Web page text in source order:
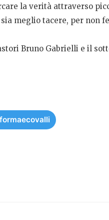
la verità attraverso
meglio tacere, per non
Bruno Gabrielli e il